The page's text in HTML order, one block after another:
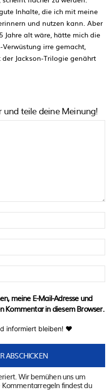
Inhalte, die ich mit meine
und nutzen kann. Aber
Jahre alt wäre, hätte mich die
irre gemacht,
Jackson-Trilogie genährt
teile deine Meinung!
meine E-Mail-Adresse und
Kommentar in diesem Browser.
informiert bleiben! ♥
Wir bemühen uns um
findest du